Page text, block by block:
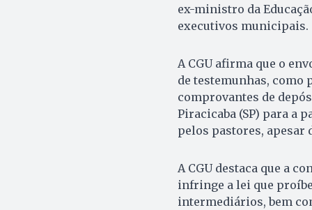
ex-ministro da
executivos municipais.
A CGU afirma que o
de testemunhas,
comprovantes de
Piracicaba (SP) para a
pelos pastores, apesar
A CGU destaca que a
infringe a lei que
intermediários, bem